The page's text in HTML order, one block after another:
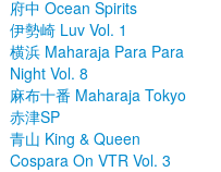
府中 Ocean Spirits
伊勢崎 Luv Vol. 1
横浜 Maharaja Para Para
Night Vol. 8
麻布十番 Maharaja Tokyo
赤津SP
青山 King & Queen
Cospara On VTR Vol. 3